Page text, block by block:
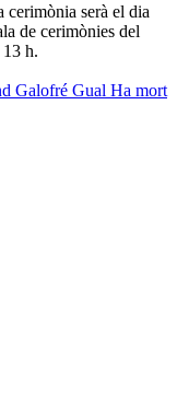
serà el dia
de cerimònies del
h.
Galofré Gual Ha mort